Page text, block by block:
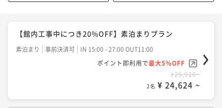
【館内工事中につき20%OFF】素泊まりプラン
素泊まり 事前決済可
IN 15:00 - 27:00 OUT11:00
ポイント即利用で最大5％OFF
¥25,920~
2名 ¥ 24,624 ~